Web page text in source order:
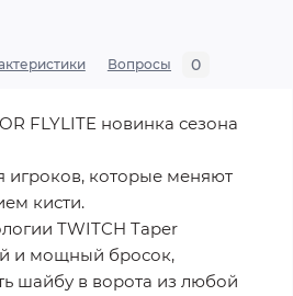
Вопросы 0
FLYLITE новинка сезона
игроков, которые меняют
кисти.
TWITCH Taper
и мощный бросок,
шайбу в ворота из любой